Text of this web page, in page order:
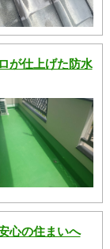
が仕上げた防水
心の住まいへ